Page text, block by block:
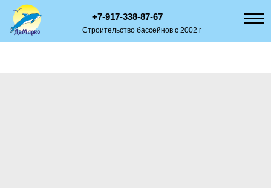
Строительство бассейнов с 2002 г
+7-917-338-87-67